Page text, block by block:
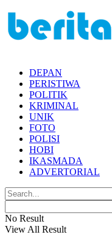
DEPAN
PERISTIWA
POLITIK
KRIMINAL
UNIK
FOTO
POLISI
HOBI
IKASMADA
ADVERTORIAL
No Result
View All Result